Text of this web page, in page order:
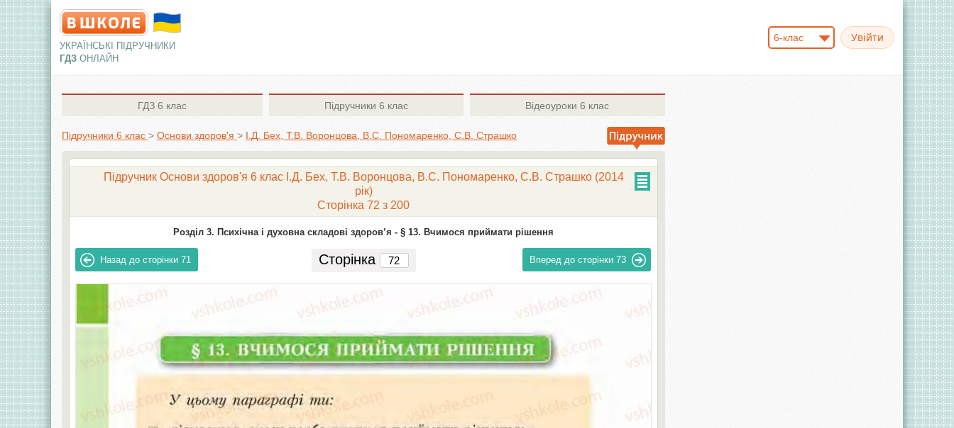
УКРАЇНСЬКІ ПІДРУЧНИКИ
ГДЗ ОНЛАЙН
6-клас
ГДЗ 6 клас Підручники 6 клас Відеоуроки 6 клас
Підручники 6 клас > Основи здоров'я > І.Д. Бех, Т.В. Воронцова, В.С. Пономаренко, С.В. Страшко
Підручник Основи здоров'я 6 клас І.Д. Бех, Т.В. Воронцова, В.С. Пономаренко, С.В. Страшко (2014
рік)
Сторінка 72 з 200
Розділ 3. Психічна і духовна складові здоров’я - § 13. Вчимося приймати рішення
Назад до сторінки 71 Сторінка Вперед до сторінки 73